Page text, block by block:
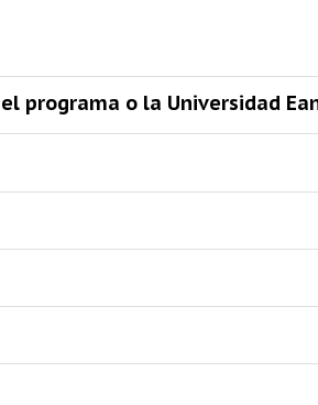
programa o la Universidad